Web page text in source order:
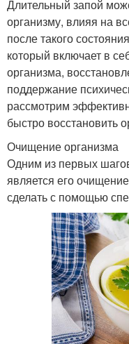
Длительный запой
организму, влияя на
после такого
который включает в
организма,
поддержание
рассмотрим
быстро восстановить
Очищение организма
Одним из первых
является его
сделать с помощью